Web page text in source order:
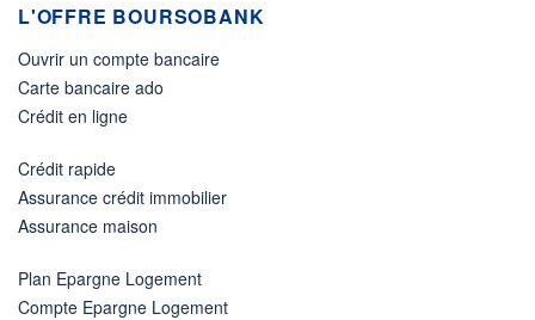
L'OFFRE BOURSOBANK
Ouvrir un compte bancaire
Carte bancaire ado
Crédit en ligne
Crédit rapide
Assurance crédit immobilier
Assurance maison
Plan Epargne Logement
Compte Epargne Logement